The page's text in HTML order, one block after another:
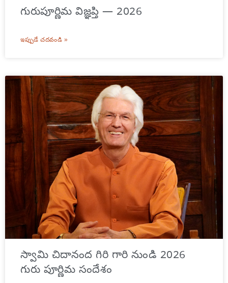
గురుపూర్ణిమ విజ్ఞప్తి — 2026
ఇప్పుడే చదవండి »
స్వామి చిదానంద గిరి గారి నుండి 2026
గురు పూర్ణిమ సందేశం